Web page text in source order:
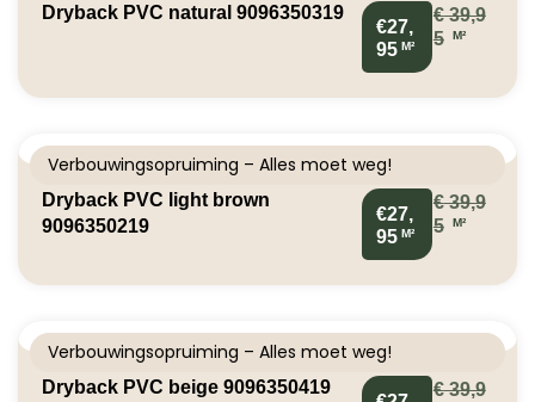
Dryback PVC natural 9096350319
€27,
95 M²
€39,9
5
M²
Verbouwingsopruiming – Alles moet weg!
Dryback PVC light brown
9096350219
€27,
95 M²
€39,9
5
M²
Verbouwingsopruiming – Alles moet weg!
Dryback PVC beige 9096350419 €39,9